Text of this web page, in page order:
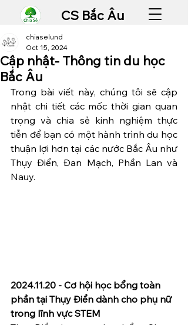
CS Bắc Âu
Cập nhật- Thông tin du học
Bắc Âu
chiaselund
Oct 15, 2024
Trong bài viết này, chúng tôi sẽ cập
nhật chi tiết các mốc thời gian quan
trọng và chia sẻ kinh nghiệm thực
tiễn để bạn có một hành trình du học
thuận lợi hơn tại các nước Bắc Âu như
Thụy Điển, Đan Mạch, Phần Lan và
Nauy.
2024.11.20 - Cơ hội học bổng toàn
phần tại Thụy Điển dành cho phụ nữ
trong lĩnh vực STEM